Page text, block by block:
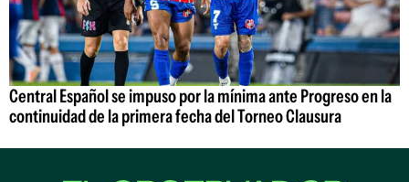
Central Español se impuso por la mínima ante Progreso en la
continuidad de la primera fecha del Torneo Clausura